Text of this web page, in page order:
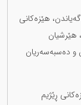
هێزەکانی
هێرشیان
و دەسبەسەریان
ڕێژیم